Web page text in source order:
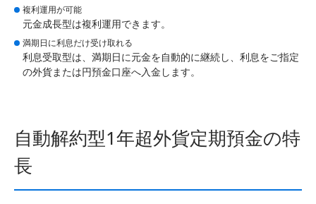
複利運用が可能
元金成長型は複利運用できます。
満期日に利息だけ受け取れる
利息受取型は、満期日に元金を自動的に継続し、利息をご指定
の外貨または円預金口座へ入金します。
自動解約型1年超外貨定期預金の特
長